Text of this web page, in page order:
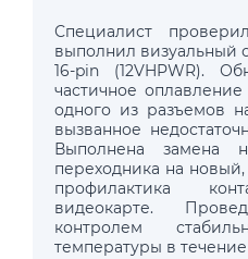
Специалист
выполнил визуальный
16-pin (12VHPWR).
частичное
одного из разъемов
вызванное
Выполнена замена
переходника на
профилактика
видеокарте.
контролем
температуры в течение